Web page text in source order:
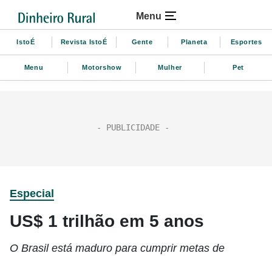
Menu
IstoÉ Revista IstoÉ Gente Planeta Esportes
Menu Motorshow Mulher Pet
Especial
US$ 1 trilhão em 5 anos
O Brasil está maduro para cumprir metas de